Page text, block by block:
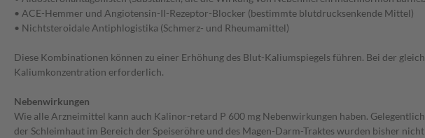
• ACE-Hemmer und Angiotensin-II-Rezeptor-Blocker (bestimmte blutdrucksenkende Mittel)
• Nichtsteroidale Antiphlogistika (Schmerz- und Rheumamittel)
Diese Kombinationen können zu einer Erhöhung des Blut-Kaliumspiegels führen. Bei der
Kaliumkonzentration erforderlich.
Nebenwirkungen
Wie alle Arzneimittel kann auch Kalinor-retard P 600 mg Nebenwirkungen haben.
der Schleimhaut im Bereich der Speiseröhre und des Magen-Darm-Traktes wurden bisher